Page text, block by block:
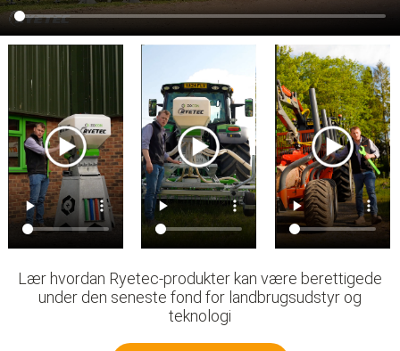
Lær hvordan Ryetec-produkter kan være berettigede
under den seneste fond for landbrugsudstyr og
teknologi